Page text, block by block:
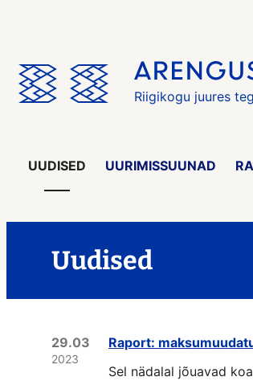
Riigikogu juures
UUDISED UURIMISSUUNAD
Uudised
29.03
2023
Raport:
Sel nädalal jõuavad